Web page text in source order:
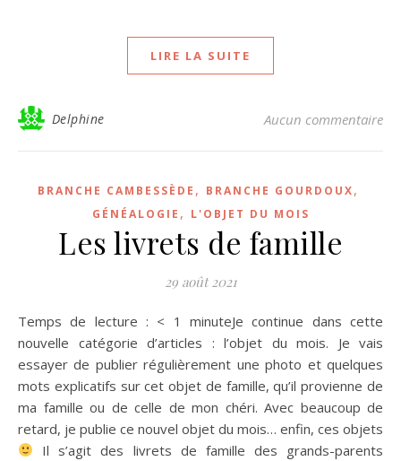
LIRE LA SUITE
Delphine Aucun commentaire
BRANCHE CAMBESSÈDE , BRANCHE GOURDOUX,
GÉNÉALOGIE , L'OBJET DU MOIS
Les livrets de famille
29 août 2021
Temps de lecture : < 1 minuteJe continue dans cette
nouvelle catégorie d’articles : l’objet du mois. Je vais
essayer de publier régulièrement une photo et quelques
mots explicatifs sur cet objet de famille, qu’il provienne de
ma famille ou de celle de mon chéri. Avec beaucoup de
retard, je publie ce nouvel objet du mois… enfin, ces objets
Il s’agit des livrets de famille des grands-parents